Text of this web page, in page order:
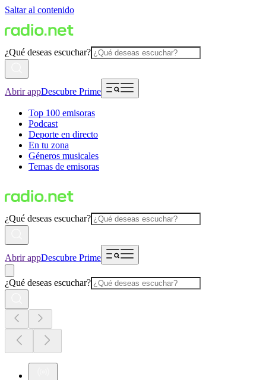
Saltar al contenido
¿Qué deseas escuchar?
Abrir appDescubre Prime
Top 100 emisoras
Podcast
Deporte en directo
En tu zona
Géneros musicales
Temas de emisoras
¿Qué deseas escuchar?
Abrir appDescubre Prime
¿Qué deseas escuchar?